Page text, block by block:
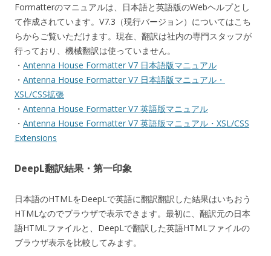
Formatterのマニュアルは、日本語と英語版のWebヘルプとし
て作成されています。V7.3（現行バージョン）についてはこち
らからご覧いただけます。現在、翻訳は社内の専門スタッフが
行っており、機械翻訳は使っていません。
・ Antenna House Formatter V7 日本語版マニュアル
・ Antenna House Formatter V7 日本語版マニュアル・
XSL/CSS拡張
・ Antenna House Formatter V7 英語版マニュアル
・ Antenna House Formatter V7 英語版マニュアル・XSL/CSS
Extensions
DeepL翻訳結果・第一印象
日本語のHTMLをDeepLで英語に翻訳翻訳した結果はいちおう
HTMLなのでブラウザで表示できます。最初に、翻訳元の日本
語HTMLファイルと、DeepLで翻訳した英語HTMLファイルの
ブラウザ表示を比較してみます。